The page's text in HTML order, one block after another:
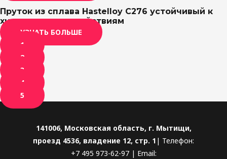
Пруток из сплава Hastelloy C276 устойчивый к
химическим воздействиям
УЗНАТЬ БОЛЬШЕ
1
2
3
4
5
141006, Московская область, г. Мытищи,
проезд 4536, владение 12, стр. 1 | Телефон:
+7 495 973-62-97 | Email: